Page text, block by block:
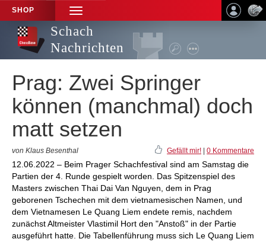
SHOP
TOGGLE
NAVIGATION
Schach
Nachrichten
Prag: Zwei Springer
können (manchmal) doch
matt setzen
von Klaus Besenthal Gefällt mir! 0 Kommentare
12.06.2022 – Beim Prager Schachfestival sind am Samstag die
Partien der 4. Runde gespielt worden. Das Spitzenspiel des
Masters zwischen Thai Dai Van Nguyen, dem in Prag
geborenen Tschechen mit dem vietnamesischen Namen, und
dem Vietnamesen Le Quang Liem endete remis, nachdem
zunächst Altmeister Vlastimil Hort den "Anstoß" in der Partie
ausgeführt hatte. Die Tabellenführung muss sich Le Quang Liem